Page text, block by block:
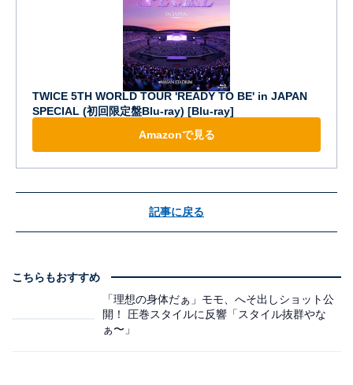
TWICE 5TH WORLD TOUR 'READY TO BE' in JAPAN
SPECIAL (初回限定盤Blu-ray) [Blu-ray]
Amazonで見る
記事に戻る
こちらもおすすめ
「理想の身体だぁ」モモ、へそ出しショット公
開！ 圧巻スタイルに反響「スタイル抜群やな
ぁ〜」